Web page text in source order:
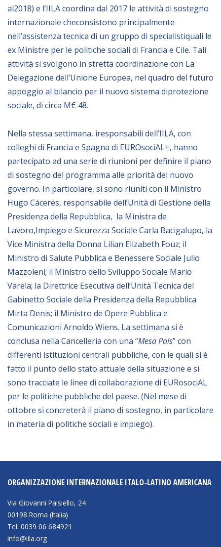
al2018) e l’IILA coordina dal 2017 le attività di sostegno
internazionale checonsistono principalmente
nell’assistenza tecnica di un gruppo di specialistiquali le
ex Ministre per le politiche sociali di Francia e Cile. Tali
attività si svolgono in stretta coordinazione con La
Delegazione dell’Unione Europea, nel quadro del futuro
appoggio al bilancio per il nuovo sistema diprotezione
sociale, di circa M€ 48.
Nella stessa settimana, iresponsabili dell’IILA, con
colleghi di Francia e Spagna di EUROsociAL+, hanno
partecipato ad una serie di riunioni per definire il piano
di sostegno del programma alle priorità del nuovo
governo. In particolare, si sono riuniti con il Ministro
Hugo Cáceres, responsabile dell’Unità di Gestione della
Presidenza della Repubblica, la Ministra de
Lavoro,Impiego e Sicurezza Sociale Carla Bacigalupo, la
Vice Ministra della Donna Lilian Elizabeth Fouz; il
Ministro di Salute Pubblica e Benessere Sociale Julio
Mazzoleni; il Ministro dello Sviluppo Sociale Mario
Varela; la Direttrice Esecutiva dell’Unità Tecnica del
Gabinetto Sociale della Presidenza della Repubblica
Mirta Denis; il Ministro de Opere Pubblica e
Comunicazioni Arnoldo Wiens. La settimana si è
conclusa nella Cancelleria con una “Mesa País” con
differenti istituzioni centrali pubbliche, con le quali si è
fatto il punto dello stato attuale della situazione e si
sono tracciate le linee di collaborazione di EURosociAL
per le politiche pubbliche del paese. (Nel mese di
ottobre si concreterà il piano di sostegno, in particolare
in materia di politiche sociali e impiego).
ORGANIZZAZIONE INTERNAZIONALE ITALO-LATINO AMERICANA
Via Giovanni Paisiello, 24
00198 Roma (Italia)
Tel. 0039 06 684921
info@iila.org